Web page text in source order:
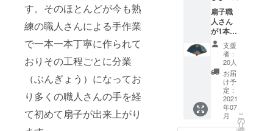
す。そのほとんどが今も熟
練の職人さんによる手作業
で一本一本丁寧に作られて
おりその工程ごとに分業
（ぶんぎょう）になってお
り多くの職人さんの手を経
て初めて扇子が出来上がり
事ご了
承下さ
い。
品と色
合いな
どが多
少違っ
て見え
ること
もござ
います
事ご了
承下さ
い。
●扇面
柄：ピ
ンクと
白の撫
子が春
の霞の
中で咲
き誇っ
ている
ような
ほんの
りとし
た雰囲
ント。
枝の銀
色がキ
ラリと
輝きま
す。 ●
納品形
態：貼
箱タイ
プ１本
箱にお
入れし
てお届
約３８
ｃｍ／
閉じた
長さ・
約２
１．８
ｃｍ
●扇面
柄：背
景の小
さな市
松模様
の上に
税）
【唐木
婦人扇
子・椿
柄／裏
面漆喰
塗り／
桐箱入
り扇子
袋セッ
ト】※素
材及び
加工共
扇子職
人さん
が1本1
本丁寧
にお仕
立てし
た京都
製の京
扇子を
お届け
しま
す。 通
常価格
支援
者：
20人
お届
け予
定：
2021
年07
月
こ
の
リ